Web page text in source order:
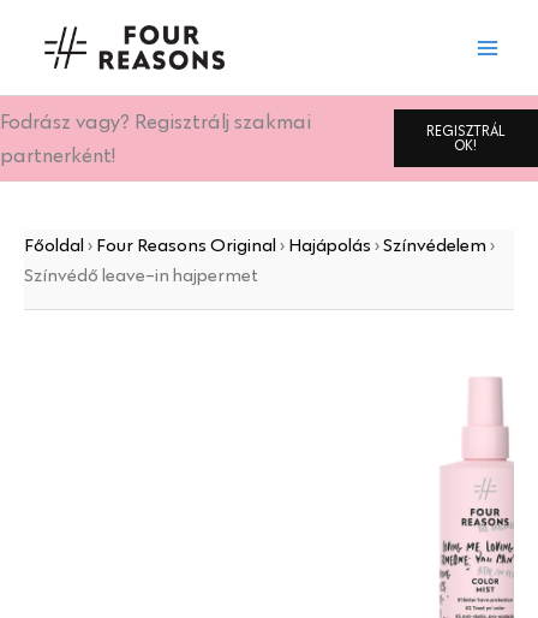
Fodrász vagy? Regisztrálj szakmai
partnerként!
REGISZTRÁL
OK!
Főoldal › Four Reasons Original › Hajápolás ›Színvédelem ›
Színvédő leave-in hajpermet
mennyiség